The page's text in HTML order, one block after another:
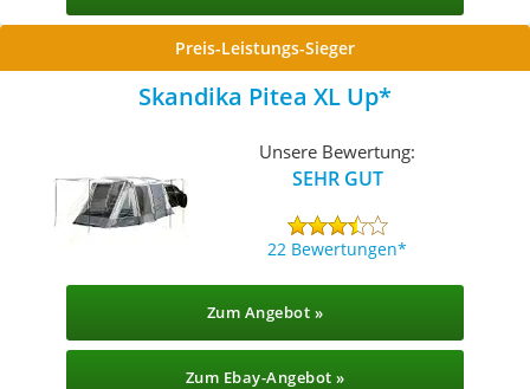
Preis-Leistungs-Sieger
Skandika Pitea XL Up
Unsere Bewertung:
SEHR GUT
22 Bewertungen
Zum Angebot »
Zum Ebay-Angebot »